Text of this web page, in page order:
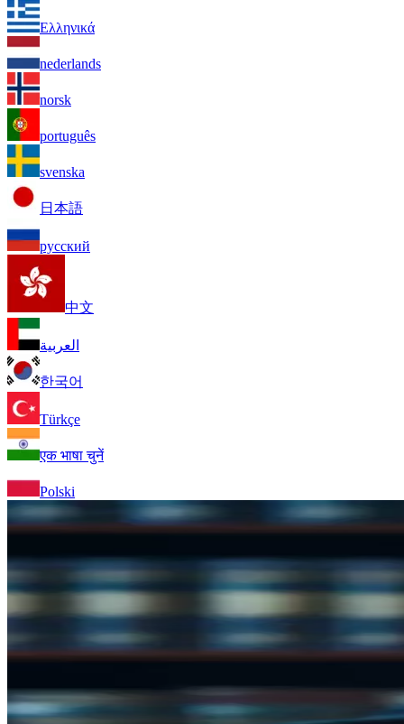
Ελληνικά
nederlands
norsk
português
svenska
日本語
русский
中文
العربية
한국어
Türkçe
एक भाषा चुनें
Polski